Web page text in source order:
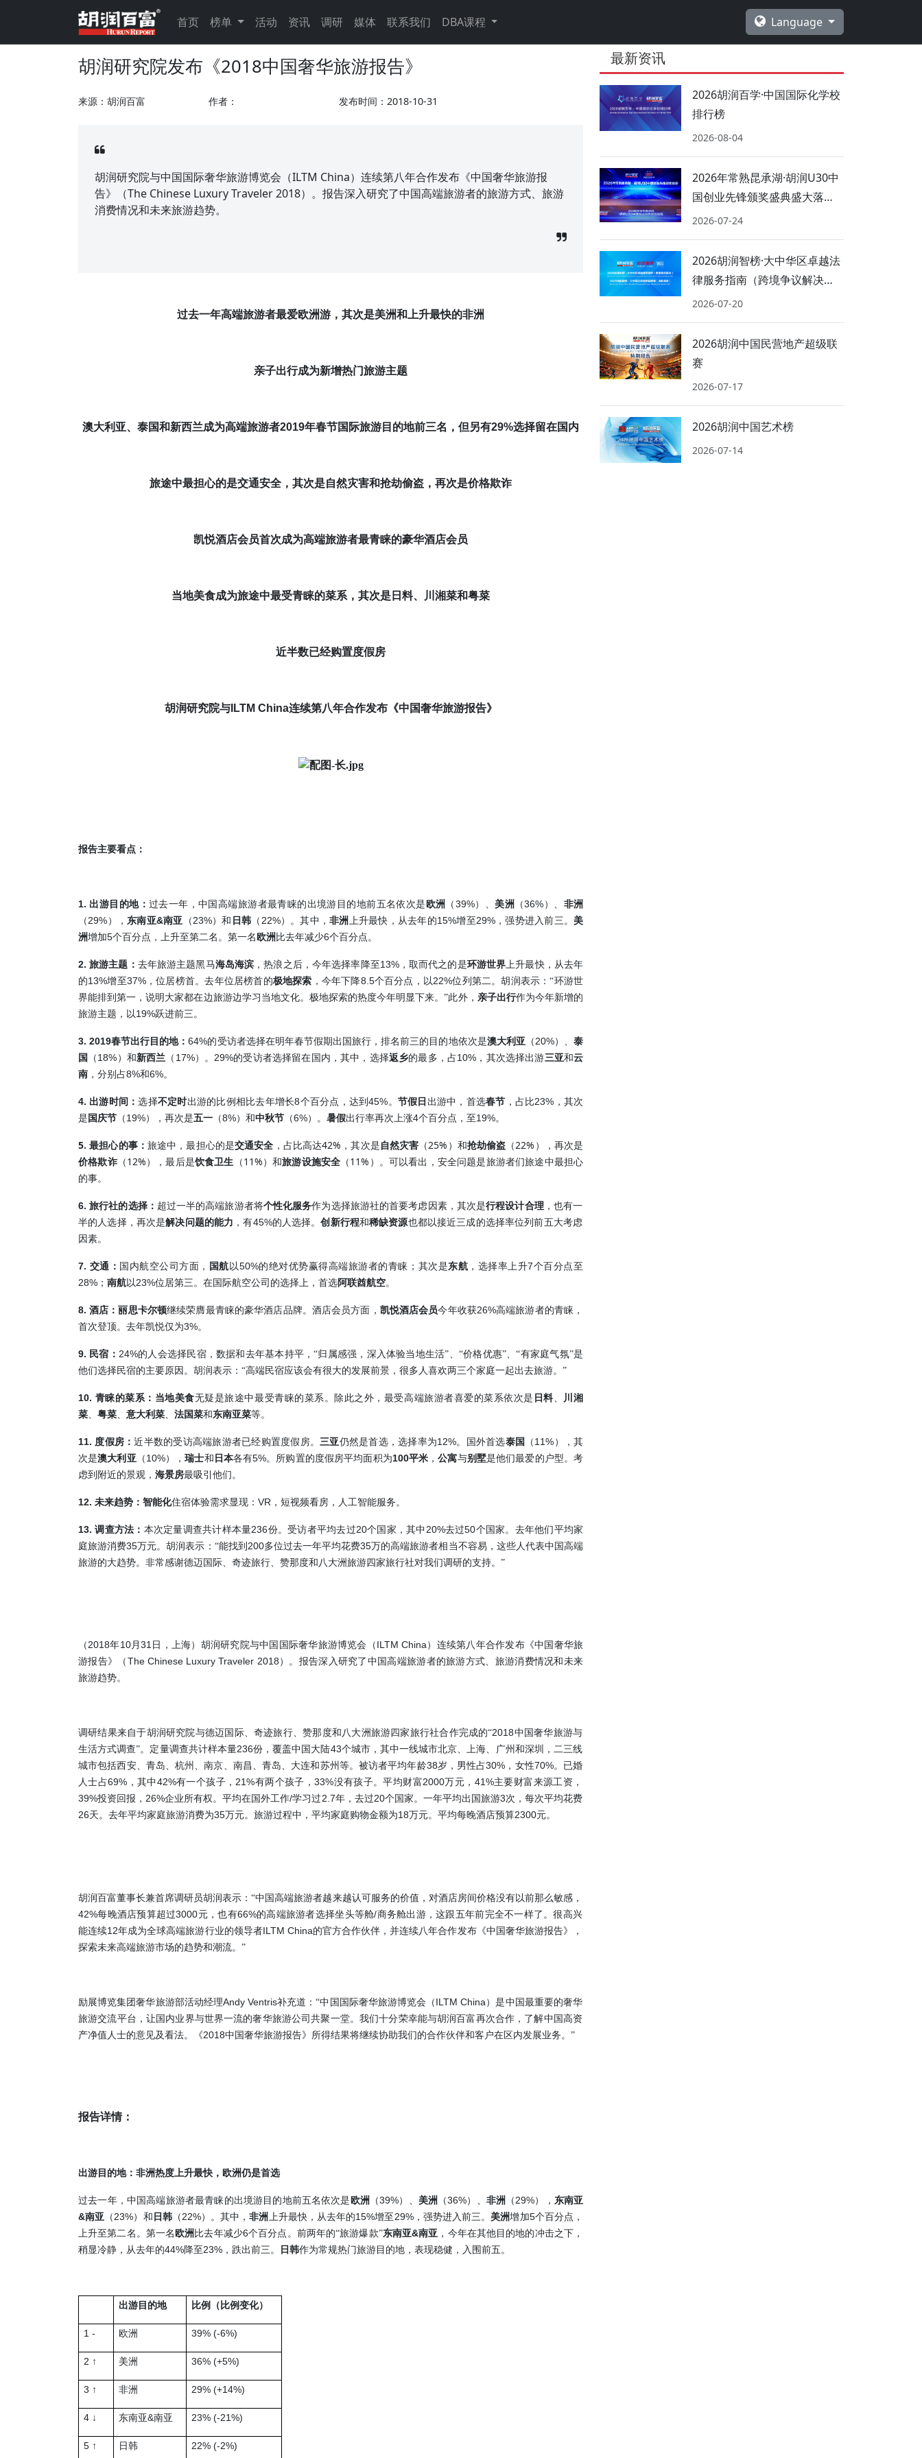
首页 榜单 活动 资讯 调研 媒体 联系我们 DBA课程 Language
胡润研究院发布《2018中国奢华旅游报告》
来源：胡润百富 作者： 发布时间：2018-10-31
胡润研究院与中国国际奢华旅游博览会（ILTM China）连续第八年合作发布《中国奢华旅游报
告》（The Chinese Luxury Traveler 2018）。报告深入研究了中国高端旅游者的旅游方式、旅游
消费情况和未来旅游趋势。
过去一年高端旅游者最爱欧洲游，其次是美洲和上升最快的非洲
亲子出行成为新增热门旅游主题
澳大利亚、泰国和新西兰成为高端旅游者2019年春节国际旅游目的地前三名，但另有29%选择留在国内
旅途中最担心的是交通安全，其次是自然灾害和抢劫偷盗，再次是价格欺诈
凯悦酒店会员首次成为高端旅游者最青睐的豪华酒店会员
当地美食成为旅途中最受青睐的菜系，其次是日料、川湘菜和粤菜
近半数已经购置度假房
胡润研究院与ILTM China连续第八年合作发布《中国奢华旅游报告》
报告主要看点：
1. 出游目的地： 过去一年，中国高端旅游者最青睐的出境游目的地前五名依次是 欧洲 （ 39%）、美洲 （36% ）、 非洲
（29% ），东南亚&南亚 （23%）和 日韩 （ 22%）。其中，非洲 上升最快，从去年的15%增至29%，强势进入前三。美
洲增加5个百分点，上升至第二名。第一名 欧洲 比去年减少6个百分点。
2.旅游主题： 去年旅游主题黑马海岛海滨 ，热浪之后，今年选择率降至 13%，取而代之的是环游世界上升最快，从去年
的13%增至37%，位居榜首。去年位居榜首的极地探索 ，今年下降8.5个百分点，以22%位列第二。胡润表示：“环游世
界能排到第一，说明大家都在边旅游边学习当地文化。极地探索的热度今年明显下来。”此外， 亲子出行作为今年新增的
旅游主题，以19%跃进前三。
3. 2019春节出行目的地：64%的受访者选择在明年春节假期出国旅行，排名前三的目的地依次是澳大利亚（20%）、泰
国
（ 18% ）和新西兰 （ 17%）。29%的受访者选择留在国内，其中，选择返乡的最多，占10% ，其次选择出游三亚和云
南 ，分别占8%和6%。
4. 出游时间：选择不定时出游的比例相比去年增长8个百分点，达到45%。 节假日 出游中，首选春节 ，占比23% ，其次
是 国庆节 （ 19%），再次是五一 （8%）和中秋节 （6%）。 暑假出行率再次上涨4个百分点，至 19%。
5.最担心的事： 旅途中，最担心的是交通安全 ，占比高达42% ，其次是 自然灾害 （25% ）和抢劫偷盗 （22% ），再次是
价格欺诈（ 12% ），最后是饮食卫生 （ 11% ）和旅游设施安全 （ 11% ）。可以看出，安全问题是旅游者们旅途中最担心
的事。
6.旅行社的选择： 超过一半的高端旅游者将个性化服务作为选择旅游社的首要考虑因素，其次是行程设计合理，也有一
半的人选择，再次是解决问题的能力 ，有45%的人选择。创新行程和稀缺资源也都以接近三成的选择率位列前五大考虑
因素。
7. 交通： 国内航空公司方面， 国航 以50%的绝对优势赢得高端旅游者的青睐；其次是东航 ，选择率上升7个百分点至
28% ； 南航以23%位居第三。在国际航空公司的选择上，首选阿联酋航空。
8.酒店：丽思卡尔顿继续荣膺最青睐的豪华酒店品牌。酒店会员方面， 凯悦酒店会员今年收获26%高端旅游者的青睐，
首次登顶。去年凯悦仅为3%。
9. 民宿： 24%的人会选择民宿，数据和去年基本持平，“归属感强，深入体验当地生活”、“价格优惠”、“有家庭气氛”是
他们选择民宿的主要原因。胡润表示：“高端民宿应该会有很大的发展前景，很多人喜欢两三个家庭一起出去旅游。”
10. 青睐的菜系：当地美食无疑是旅途中最受青睐的菜系。除此之外，最受高端旅游者喜爱的菜系依次是 日料、
川湘
菜、 粤菜、 意大利菜、 法国菜和东南亚菜等。
11. 度假房：近半数的受访高端旅游者已经购置度假房。 三亚仍然是首选，选择率为12%。国外首选泰国 （ 11% ），其
次是澳大利亚（ 10%），瑞士和 日本各有5%。所购置的度假房平均面积为100平米 ，公寓与别墅是他们最爱的户型。考
虑到附近的景观， 海景房最吸引他们。
12. 未来趋势：智能化住宿体验需求显现： VR ，短视频看房，人工智能服务。
13.调查方法： 本次定量调查共计样本量236份。受访者平均去过20个国家，其中20%去过50个国家。去年他们平均家
庭旅游消费35万元。胡润表示：“能找到 200多位过去一年平均花费35万的高端旅游者相当不容易，这些人代表中国高端
旅游的大趋势。非常感谢德迈国际、奇迹旅行、赞那度和八大洲旅游四家旅行社对我们调研的支持。”
（2018年10月31 日，上海）胡润研究院与中国国际奢华旅游博览会（ ILTM China）连续第八年合作发布《中国奢华旅
游报告》（ The Chinese Luxury Traveler 2018 ）。报告深入研究了中国高端旅游者的旅游方式、旅游消费情况和未来
旅游趋势。
调研结果来自于胡润研究院与德迈国际、奇迹旅行、赞那度和八大洲旅游四家旅行社合作完成的“2018中国奢华旅游与
生活方式调查”。定量调查共计样本量236份，覆盖中国大陆43个城市，其中一线城市北京、上海、广州和深圳，二三线
城市包括西安、青岛、杭州、南京、南昌、青岛、大连和苏州等。被访者平均年龄38岁，男性占30% ，女性70%。已婚
人士占69% ，其中42%有一个孩子，21%有两个孩子，33%没有孩子。平均财富2000万元， 41%主要财富来源工资，
39%投资回报，26%企业所有权。平均在国外工作/学习过2.7年，去过20个国家。一年平均出国旅游3次，每次平均花费
26天。去年平均家庭旅游消费为35万元。旅游过程中，平均家庭购物金额为18万元。 平均每晚酒店预算2300元。
胡润百富董事长兼首席调研员胡润表示：“中国高端旅游者越来越认可服务的价值，对酒店房间价格没有以前那么敏感，
42%每晚酒店预算超过3000元，也有66%的高端旅游者选择坐头等舱/商务舱出游，这跟五年前完全不一样了。很高兴
能连续12年成为全球高端旅游行业的领导者ILTM China的官方合作伙伴，并连续八年合作发布《中国奢华旅游报告》，
探索未来高端旅游市场的趋势和潮流。”
励展博览集团奢华旅游部活动经理Andy Ventris补充道：“中国国际奢华旅游博览会（ ILTM China）是中国最重要的奢华
旅游交流平台，让国内业界与世界一流的奢华旅游公司共聚一堂。我们十分荣幸能与胡润百富再次合作，了解中国高资
产净值人士的意见及看法。《2018中国奢华旅游报告》所得结果将继续协助我们的合作伙伴和客户在区内发展业务。”
报告详情：
出游目的地： 非洲热度上升最快，欧洲仍是首选
过去一年，中国高端旅游者最青睐的出境游目的地前五名依次是 欧洲 （39%）、 美洲 （36%）、 非洲 （29%）， 东南亚
&南亚 （23%）和 日韩（22%）。其中，非洲 上升最快，从去年的15%增至 29%，强势进入前三。美洲增加5个百分点，
上升至第二名。第一名 欧洲 比去年减少6个百分点。前两年的“旅游爆款”东南亚&南亚 ，今年在其他目的地的冲击之下，
稍显冷静，从去年的44%降至23% ，跌出前三。 日韩作为常规热门旅游目的地，表现稳健，入围前五。
出游目的地 比例（比例变化）
1 - 欧洲 39% (-6%)
2 ↑ 美洲 36% (+5%)
3 ↑ 非洲 29% (+14%)
4 ↓ 东南亚&南亚 23% (-21%)
5 ↑ 日韩 22% (-2%)
最新资讯
2026胡润百学·中国国际化学校
排行榜
2026-08-04
2026年常熟昆承湖·胡润U30中
国创业先锋颁奖盛典盛大落
幕！
2026-07-24
2026胡润智榜·大中华区卓越法
律服务指南（跨境争议解决、
海商海事）
2026-07-20
2026胡润中国民营地产超级联
赛
2026-07-17
2026胡润中国艺术榜
2026-07-14